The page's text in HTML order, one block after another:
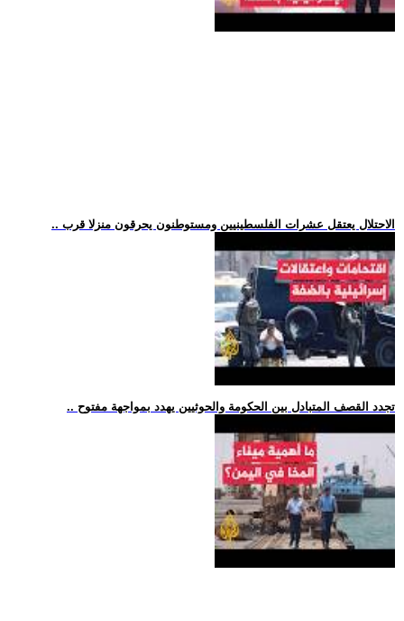
.. الاحتلال يعتقل عشرات الفلسطينيين ومستوطنون يحرقون منزلا قرب
.. تجدد القصف المتبادل بين الحكومة والحوثيين يهدد بمواجهة مفتوح